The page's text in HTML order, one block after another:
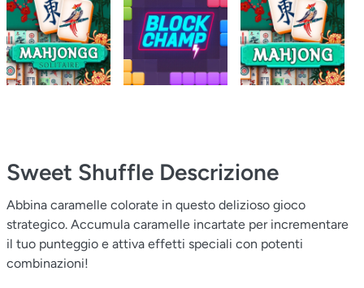
Sweet Shuffle Descrizione
Abbina caramelle colorate in questo delizioso gioco
strategico. Accumula caramelle incartate per incrementare
il tuo punteggio e attiva effetti speciali con potenti
combinazioni!